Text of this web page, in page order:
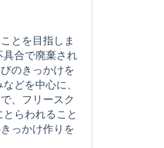
とを目指しま
具合で廃棄され
のきっかけを
どを中心に、
、フリースク
らわれること
っかけ作りを